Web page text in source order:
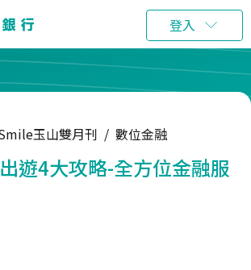
登入
玉山雙月刊 / 數位金融
遊4大攻略-全方位金融服